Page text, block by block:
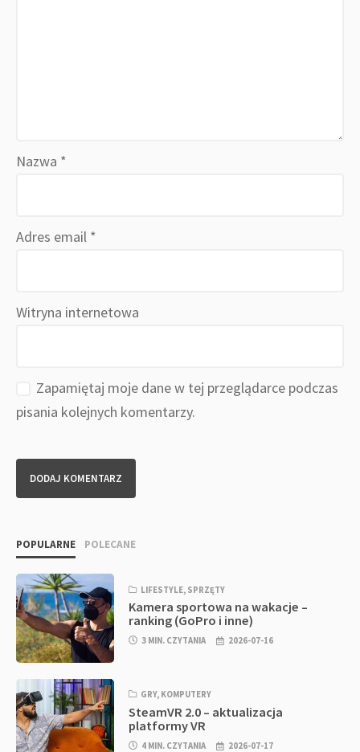
Nazwa *
Adres email *
Witryna internetowa
Zapamiętaj moje dane w tej przeglądarce podczas
pisania kolejnych komentarzy.
POPULARNE POLECANE
LIFESTYLE, SPRZĘTY
Kamera sportowa na wakacje –
ranking (GoPro i inne)
3 MIN. CZYTANIA 2026-07-16
GRY, KOMPUTERY
SteamVR 2.0 – aktualizacja
platformy VR
4 MIN. CZYTANIA 2026-07-17